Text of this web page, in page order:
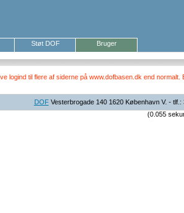
Støt DOF Bruger
til flere af siderne på www.dofbasen.dk end
DOFVesterbrogade 140 1620 København V. -
(0.055